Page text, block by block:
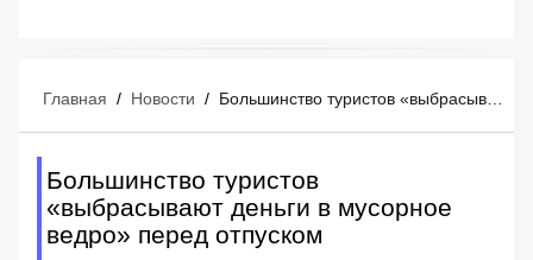
Главная / Новости /
Большинство туристов
«выбрасывают деньги в мусорное
ведро» перед отпуском